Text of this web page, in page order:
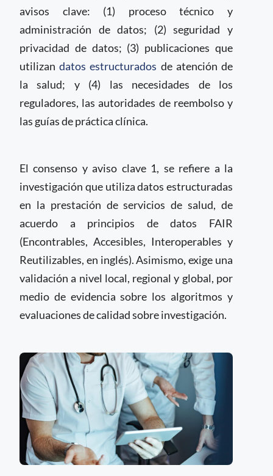
avisos clave: (1) proceso técnico y
administración de datos; (2) seguridad y
privacidad de datos; (3) publicaciones que
utilizandatos estructurados de atención de
la salud; y (4) las necesidades de los
reguladores, las autoridades de reembolso y
las guías de práctica clínica.
El consenso y aviso clave 1, se refiere a la
investigación que utiliza datos estructuradas
en la prestación de servicios de salud, de
acuerdo a principios de datos FAIR
(Encontrables, Accesibles, Interoperables y
Reutilizables, en inglés). Asimismo, exige una
validación a nivel local, regional y global, por
medio de evidencia sobre los algoritmos y
evaluaciones de calidad sobre investigación.